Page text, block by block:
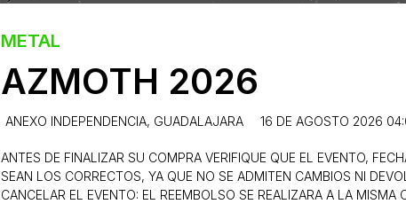
METAL
AZMOTH 2026
ANEXO INDEPENDENCIA, GUADALAJARA 16 DE AGOSTO 2026
ANTES DE FINALIZAR SU COMPRA VERIFIQUE QUE EL EVENTO,
SEAN LOS CORRECTOS, YA QUE NO SE ADMITEN CAMBIOS NI
CANCELAR EL EVENTO: EL REEMBOLSO SE REALIZARA A LA MISMA